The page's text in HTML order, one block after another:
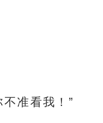
准看我！”